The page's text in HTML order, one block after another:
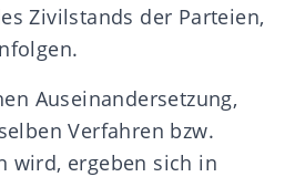
Zivilstands der Parteien,
Auseinandersetzung,
Verfahren bzw.
wird, ergeben sich in